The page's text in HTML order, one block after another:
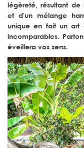
légèreté, résultant de
et d'un mélange
unique en fait un art
incomparables.
éveillera vos sens.